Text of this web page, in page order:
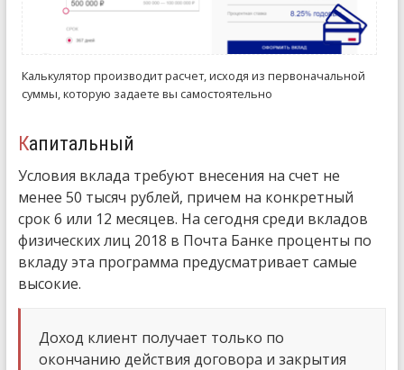
Калькулятор производит расчет, исходя из первоначальной
суммы, которую задаете вы самостоятельно
Капитальный
Условия вклада требуют внесения на счет не
менее 50 тысяч рублей, причем на конкретный
срок 6 или 12 месяцев. На сегодня среди вкладов
физических лиц 2018 в Почта Банке проценты по
вкладу эта программа предусматривает самые
высокие.
Доход клиент получает только по
окончанию действия договора и закрытия